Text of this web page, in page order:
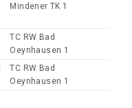
Mindener TK 1
TC RW Bad
Oeynhausen 1
TC RW Bad
Oeynhausen 1